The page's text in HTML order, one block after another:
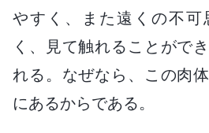
やすく、また遠くの不可
く、見て触れることがで
れる。なぜなら、この肉
にあるからである。